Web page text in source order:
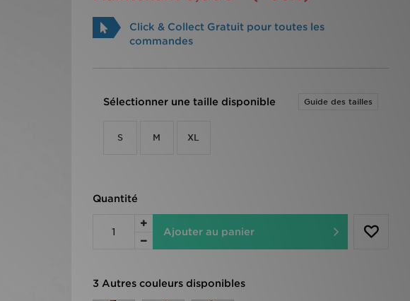
Click & Collect Gratuit pour toutes les
commandes
Sélectionner une taille disponible Guide des tailles
S M XL
Quantité
Ajouter au panier
3 Autres couleurs disponibles